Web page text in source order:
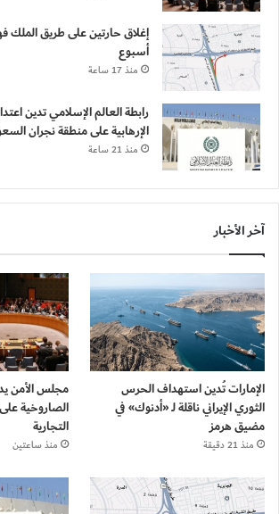
إغلاق حارتين على طريق الملك
أسبوع
منذ 17 ساعة
رابطة العالم الإسلامي تدين
الإرهابية على منطقة نجران
منذ 21 ساعة
آخر الأخبار
الإمارات تُدين استهداف الحرس
الثوري الإيراني ناقلة لـ «أدنوك» في
مضيق هرمز
منذ 21 دقيقة
مجلس الأمن
الصاروخية
التجارية
منذ ساعتين